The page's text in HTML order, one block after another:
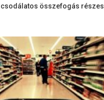
összefogás